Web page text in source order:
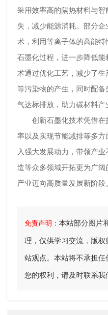
采用效率高的隔热材料与
失，减少能源消耗。部分
术，利用等离子体的高能
石墨化过程，进一步降低
术通过优化工艺，减少了
等污染物的产生，同时配
气达标排放，助力碳材料产
创新石墨化技术凭借
率以及实现节能减排等多
入强大发展动力，带领产
造等众多领域开拓更为广
产业迈向高质量发展新阶段。
免责声明： 本站部分图片
理，仅供学习交流，版
站观点。本站将不承担
您的权利，请及时联系我